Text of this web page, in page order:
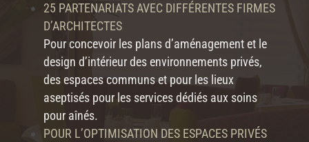
25 PARTENARIATS AVEC DIFFÉRENTES FIRMES
D’ARCHITECTES
Pour concevoir les plans d’aménagement et le
design d’intérieur des environnements privés,
des espaces communs et pour les lieux
aseptisés pour les services dédiés aux soins
pour aînés.
POUR L’OPTIMISATION DES ESPACES PRIVÉS